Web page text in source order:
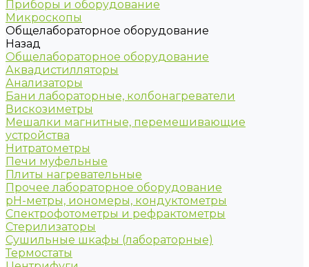
Приборы и оборудование
Микроскопы
Общелабораторное оборудование
Назад
Общелабораторное оборудование
Аквадистилляторы
Анализаторы
Бани лабораторные, колбонагреватели
Вискозиметры
Мешалки магнитные, перемешивающие
устройства
Нитратометры
Печи муфельные
Плиты нагревательные
Прочее лабораторное оборудование
рН-метры, иономеры, кондуктометры
Спектрофотометры и рефрактометры
Стерилизаторы
Сушильные шкафы (лабораторные)
Термостаты